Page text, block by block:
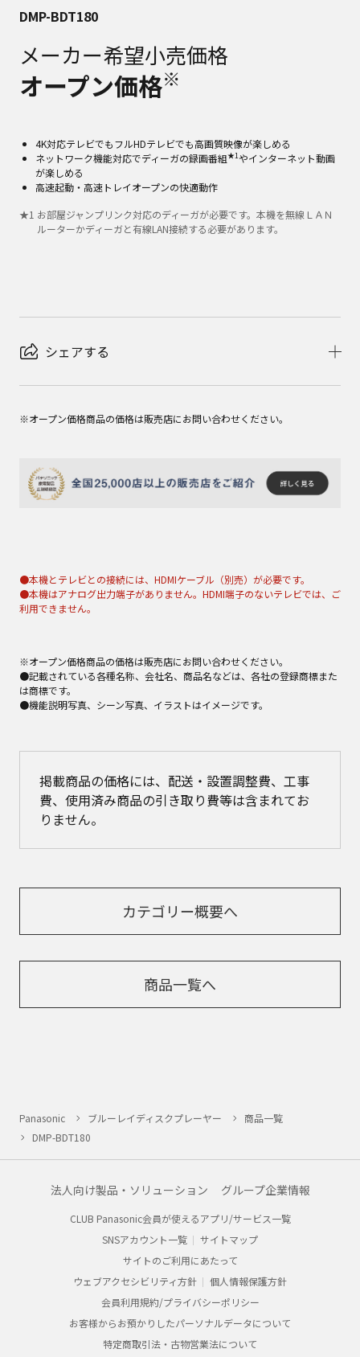
DMP-BDT180
メーカー希望小売価格
オープン価格※
4K対応テレビでもフルHDテレビでも高画質映像が楽しめる
ネットワーク機能対応でディーガの録画番組★1やインターネット動画
が楽しめる
高速起動・高速トレイオープンの快適動作
★1 お部屋ジャンプリンク対応のディーガが必要です。本機を無線ＬＡＮ
ルーターかディーガと有線LAN接続する必要があります。
シェアする
※オープン価格商品の価格は販売店にお問い合わせください。
●本機とテレビとの接続には、HDMIケーブル（別売）が必要です。
●本機はアナログ出力端子がありません。HDMI端子のないテレビでは、ご
利用できません。
※オープン価格商品の価格は販売店にお問い合わせください。
●記載されている各種名称、会社名、商品名などは、各社の登録商標また
は商標です。
●機能説明写真、シーン写真、イラストはイメージです。
掲載商品の価格には、配送・設置調整費、工事
費、使用済み商品の引き取り費等は含まれてお
りません。
カテゴリー概要へ
商品一覧へ
Panasonic ブルーレイディスクプレーヤー
商品一覧
DMP-BDT180
法人向け製品・ソリューション グループ企業情報
CLUB Panasonic会員が使えるアプリ/サービス一覧
SNSアカウント一覧
サイトマップ
サイトのご利用にあたって
ウェブアクセシビリティ方針
個人情報保護方針
会員利用規約/プライバシーポリシー
お客様からお預かりしたパーソナルデータについて
特定商取引法・古物営業法について